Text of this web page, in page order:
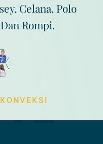
Celana, Polo
Rompi.